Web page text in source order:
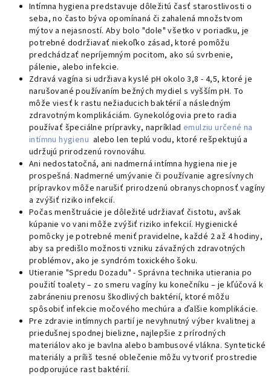
Intímna hygiena predstavuje dôležitú časť starostlivosti o
seba, no často býva opomínaná či zahalená množstvom
mýtov a nejasností. Aby bolo "dole" všetko v poriadku, je
potrebné dodržiavať niekoľko zásad, ktoré pomôžu
predchádzať nepríjemným pocitom, ako sú svrbenie,
pálenie, alebo infekcie.
Zdravá vagína si udržiava kyslé pH okolo 3,8 - 4,5, ktoré je
narušované používaním bežných mydiel s vyšším pH. To
môže viesť k rastu nežiaducich baktérií a následným
zdravotným komplikáciám. Gynekológovia preto radia
používať špeciálne prípravky, napríklad emulziu určené na
intímnu hygienu alebo len teplú vodu, ktoré rešpektujú a
udržujú prirodzenú rovnováhu.
Ani nedostatočná, ani nadmerná intímna hygiena nie je
prospešná. Nadmerné umývanie či používanie agresívnych
prípravkov môže narušiť prirodzenú obranyschopnosť vagíny
a zvýšiť riziko infekcií.
Počas menštruácie je dôležité udržiavať čistotu, avšak
kúpanie vo vani môže zvýšiť riziko infekcií. Hygienické
pomôcky je potrebné meniť pravidelne, každé 2 až 4 hodiny,
aby sa predišlo možnosti vzniku závažných zdravotných
problémov, ako je syndróm toxického šoku.
Utieranie "Spredu Dozadu" - Správna technika utierania po
použití toalety – zo smeru vagíny ku konečníku – je kľúčová k
zabráneniu prenosu škodlivých baktérií, ktoré môžu
spôsobiť infekcie močového mechúra a ďalšie komplikácie.
Pre zdravie intímnych partií je nevyhnutný výber kvalitnej a
priedušnej spodnej bielizne, najlepšie z prírodných
materiálov ako je bavlna alebo bambusové vlákna. Syntetické
materiály a príliš tesné oblečenie môžu vytvoriť prostredie
podporujúce rast baktérií.